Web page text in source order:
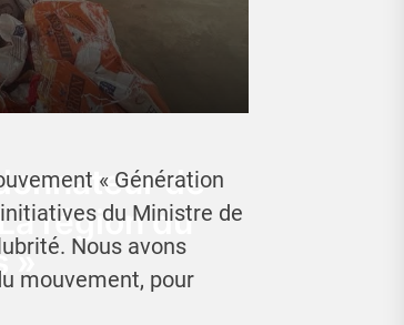
de
région du
»
« Génération
du Ministre de
Nous avons
mouvement, pour